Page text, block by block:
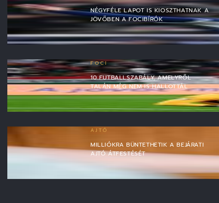
NÉGYFÉLE LAPOT IS KIOSZTHATNAK A
JÖVŐBEN A FOCIBÍRÓK
FOCI
10 FUTBALLSZABÁLY, AMELYRŐL
TALÁN MÉG NEM IS HALLOTTÁL
AJTÓ
MILLIÓKRA BÜNTETHETIK A BEJÁRATI
AJTÓ ÁTFESTÉSÉT